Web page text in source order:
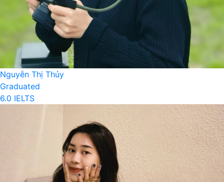
Nguyễn Thị Thủy
Graduated
6.0 IELTS